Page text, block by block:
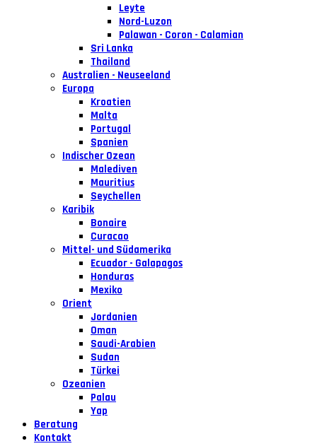
Leyte
Nord-Luzon
Palawan - Coron - Calamian
Sri Lanka
Thailand
Australien - Neuseeland
Europa
Kroatien
Malta
Portugal
Spanien
Indischer Ozean
Malediven
Mauritius
Seychellen
Karibik
Bonaire
Curacao
Mittel- und Südamerika
Ecuador - Galapagos
Honduras
Mexiko
Orient
Jordanien
Oman
Saudi-Arabien
Sudan
Türkei
Ozeanien
Palau
Yap
Beratung
Kontakt